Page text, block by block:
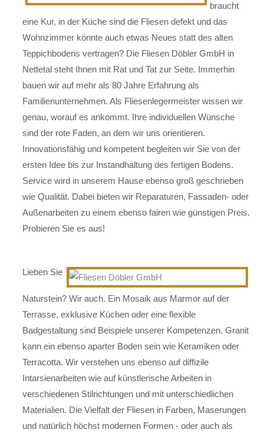
braucht
eine Kur, in der Küche sind die Fliesen defekt und das
Wohnzimmer könnte auch etwas Neues statt des alten
Teppichbodens vertragen? Die Fliesen Döbler GmbH in
Nettetal steht Ihnen mit Rat und Tat zur Seite. Immerhin
bauen wir auf mehr als 80 Jahre Erfahrung als
Familienunternehmen. Als Fliesenlegermeister wissen wir
genau, worauf es ankommt. Ihre individuellen Wünsche
sind der rote Faden, an dem wir uns orientieren.
Innovationsfähig und kompetent begleiten wir Sie von der
ersten Idee bis zur Instandhaltung des fertigen Bodens.
Service wird in unserem Hause ebenso groß geschrieben
wie Qualität. Dabei bieten wir Reparaturen, Fassaden- oder
Außenarbeiten zu einem ebenso fairen wie günstigen Preis.
Probieren Sie es aus!
Lieben Sie
Naturstein? Wir auch. Ein Mosaik aus Marmor auf der
Terrasse, exklusive Küchen oder eine flexible
Badgestaltung sind Beispiele unserer Kompetenzen. Granit
kann ein ebenso aparter Boden sein wie Keramiken oder
Terracotta. Wir verstehen uns ebenso auf diffizile
Intarsienarbeiten wie auf künstlerische Arbeiten in
verschiedenen Stilrichtungen und mit unterschiedlichen
Materialien. Die Vielfalt der Fliesen in Farben, Maserungen
und natürlich höchst modernen Formen - oder auch als